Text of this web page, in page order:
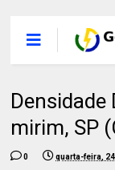
Densidade
mirim, SP
0 quarta-feira,